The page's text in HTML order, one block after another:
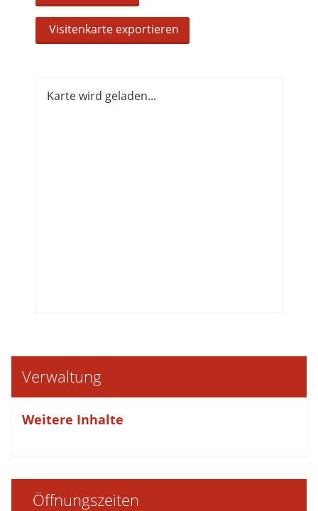
Visitenkarte exportieren
Karte wird geladen...
Verwaltung
Weitere Inhalte
Öffnungszeiten